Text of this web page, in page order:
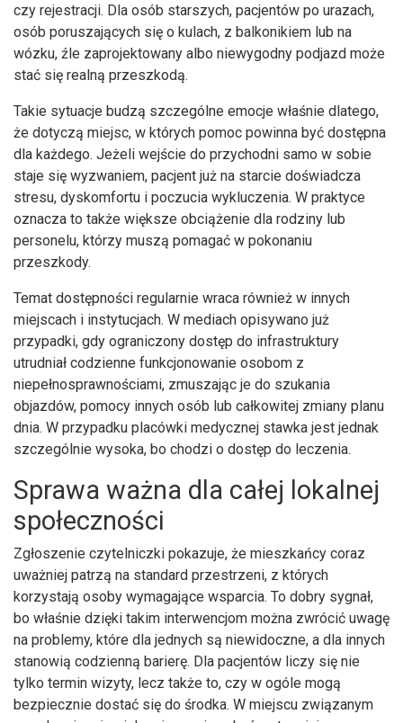
czy rejestracji. Dla osób starszych, pacjentów po urazach,
osób poruszających się o kulach, z balkonikiem lub na
wózku, źle zaprojektowany albo niewygodny podjazd może
stać się realną przeszkodą.
Takie sytuacje budzą szczególne emocje właśnie dlatego,
że dotyczą miejsc, w których pomoc powinna być dostępna
dla każdego. Jeżeli wejście do przychodni samo w sobie
staje się wyzwaniem, pacjent już na starcie doświadcza
stresu, dyskomfortu i poczucia wykluczenia. W praktyce
oznacza to także większe obciążenie dla rodziny lub
personelu, którzy muszą pomagać w pokonaniu
przeszkody.
Temat dostępności regularnie wraca również w innych
miejscach i instytucjach. W mediach opisywano już
przypadki, gdy ograniczony dostęp do infrastruktury
utrudniał codzienne funkcjonowanie osobom z
niepełnosprawnościami, zmuszając je do szukania
objazdów, pomocy innych osób lub całkowitej zmiany planu
dnia. W przypadku placówki medycznej stawka jest jednak
szczególnie wysoka, bo chodzi o dostęp do leczenia.
Sprawa ważna dla całej lokalnej
społeczności
Zgłoszenie czytelniczki pokazuje, że mieszkańcy coraz
uważniej patrzą na standard przestrzeni, z których
korzystają osoby wymagające wsparcia. To dobry sygnał,
bo właśnie dzięki takim interwencjom można zwrócić uwagę
na problemy, które dla jednych są niewidoczne, a dla innych
stanowią codzienną barierę. Dla pacjentów liczy się nie
tylko termin wizyty, lecz także to, czy w ogóle mogą
bezpiecznie dostać się do środka. W miejscu związanym